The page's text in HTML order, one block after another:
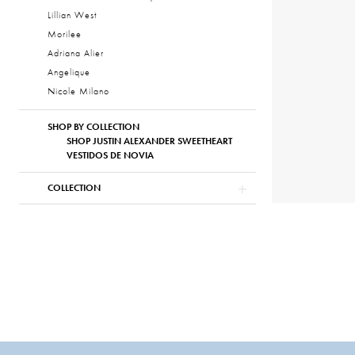
Lillian West
Morilee
Adriana Alier
Angelique
Nicole Milano
SHOP BY COLLECTION
SHOP JUSTIN ALEXANDER SWEETHEART
VESTIDOS DE NOVIA
COLLECTION